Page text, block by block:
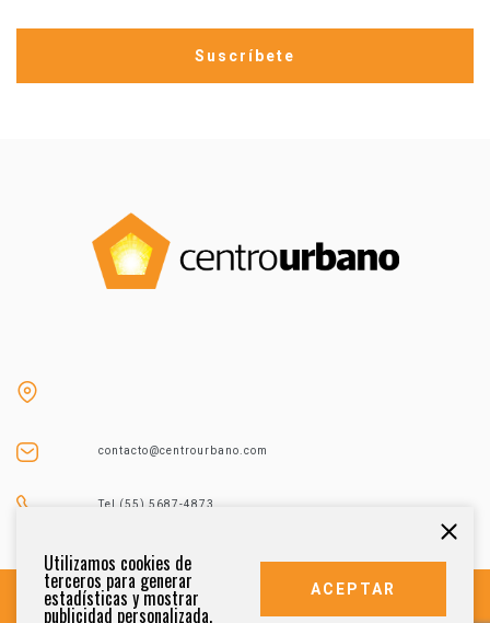
contacto@centrourbano.com
Tel (55) 5687-4873
Utilizamos cookies de
terceros para generar
estadísticas y mostrar
publicidad personalizada.
ACEPTAR